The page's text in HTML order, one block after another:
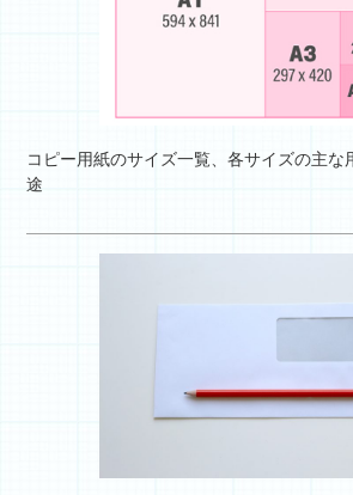
コピー用紙のサイズ一覧、各サイズの主な
途